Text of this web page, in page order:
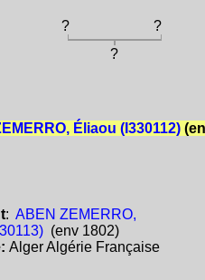
?
?
?
Éliaou (I330112)
: ABEN ZEMERRO,
(env 1802)
Alger Algérie Française